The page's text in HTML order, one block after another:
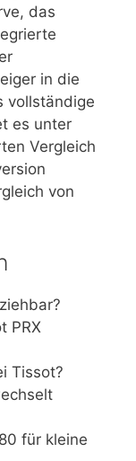
das
in die
vollständige
es unter
Vergleich
von
PRX
Tissot?
für kleine